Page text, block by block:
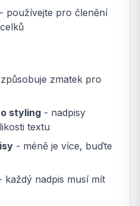
- používejte pro členění
zmatek pro
styling - nadpisy
textu
- méně je více, buďte
každý nadpis musí mít